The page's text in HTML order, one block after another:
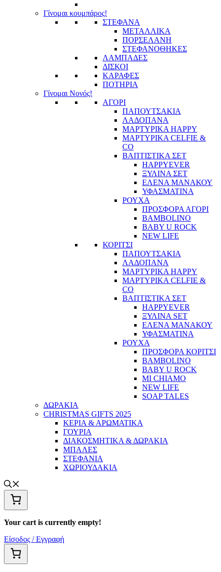
Γίνομαι κουμπάρος!
ΣΤΕΦΑΝΑ
ΜΕΤΑΛΛΙΚΑ
ΠΟΡΣΕΛΑΝΗ
ΣΤΕΦΑΝΟΘΗΚΕΣ
ΛΑΜΠΑΔΕΣ
ΔΙΣΚΟΙ
ΚΑΡΑΦΕΣ
ΠΟΤΗΡΙΑ
Γίνομαι Νονός!
ΑΓΟΡΙ
ΠΑΠΟΥΤΣΑΚΙΑ
ΛΑΔΟΠΑΝΑ
ΜΑΡΤΥΡΙΚΑ HAPPY
ΜΑΡΤΥΡΙΚΑ CELFIE &
CO
ΒΑΠΤΙΣΤΙΚΑ ΣΕΤ
HAPPYEVER
ΞΥΛΙΝΑ ΣΕΤ
ΕΛΕΝΑ ΜΑΝΑΚΟΥ
ΥΦΑΣΜΑΤΙΝΑ
ΡΟΥΧΑ
ΠΡΟΣΦΟΡΑ ΑΓΟΡΙ
BAMBOLINO
BABY U ROCK
NEW LIFE
ΚΟΡΙΤΣΙ
ΠΑΠΟΥΤΣΑΚΙΑ
ΛΑΔΟΠΑΝΑ
ΜΑΡΤΥΡΙΚΑ HAPPY
ΜΑΡΤΥΡΙΚΑ CELFIE &
CO
ΒΑΠΤΙΣΤΙΚΑ ΣΕΤ
HAPPYEVER
ΞΥΛΙΝΑ SET
ΕΛΕΝΑ ΜΑΝΑΚΟΥ
ΥΦΑΣΜΑΤΙΝΑ
ΡΟΥΧΑ
ΠΡΟΣΦΟΡΑ ΚΟΡΙΤΣΙ
BAMBOLINO
BABY U ROCK
MI CHIAMO
NEW LIFE
SOAP TALES
ΔΩΡΑΚΙΑ
CHRISTMAS GIFTS 2025
ΚΕΡΙΑ & ΑΡΩΜΑΤΙΚΑ
ΓΟΥΡΙΑ
ΔΙΑΚΟΣΜΗΤΙΚΑ & ΔΩΡΑΚΙΑ
ΜΠΑΛΕΣ
ΣΤΕΦΑΝΙΑ
ΧΩΡΙΟΥΔΑΚΙΑ
Your cart is currently empty!
Είσοδος / Εγγραφή